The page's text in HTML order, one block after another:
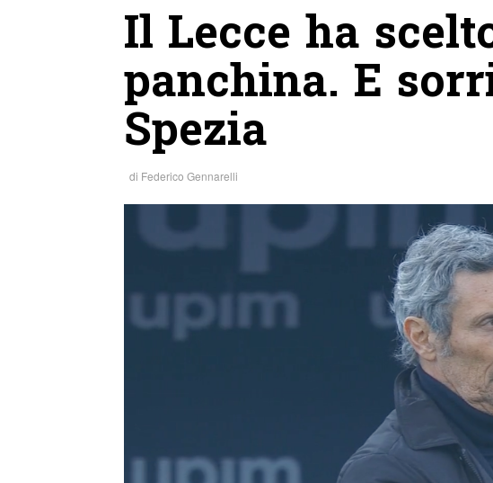
Il Lecce ha
panchina. E
Spezia
di Federico Gennarelli